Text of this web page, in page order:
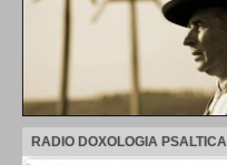
RADIO DOXOLOGIA PSALTICA